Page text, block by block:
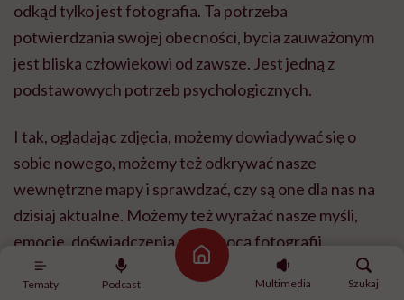
Tematy Podcast
Strona główna
Multimedia
Szukaj
odkąd tylko jest fotografia. Ta potrzeba
potwierdzania swojej obecności, bycia zauważonym
jest bliska człowiekowi od zawsze. Jest jedną z
podstawowych potrzeb psychologicznych.
I tak, oglądając zdjęcia, możemy dowiadywać się o
sobie nowego, możemy też odkrywać nasze
wewnętrzne mapy i sprawdzać, czy są one dla nas na
dzisiaj aktualne. Możemy też wyrażać nasze myśli,
emocje, doświadczenia za pomocą fotografii.